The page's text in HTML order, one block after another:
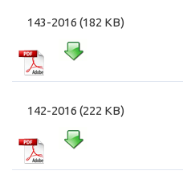
143-2016 (182 KB)
142-2016 (222 KB)